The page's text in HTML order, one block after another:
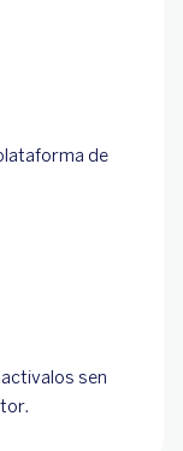
de
sen